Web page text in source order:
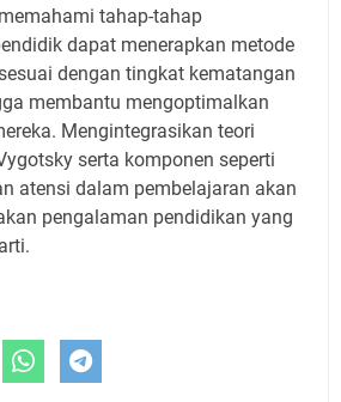
tahap-tahap
dapat menerapkan metode
dengan tingkat kematangan
membantu mengoptimalkan
Mengintegrasikan teori
serta komponen seperti
atensi dalam pembelajaran akan
pengalaman pendidikan yang